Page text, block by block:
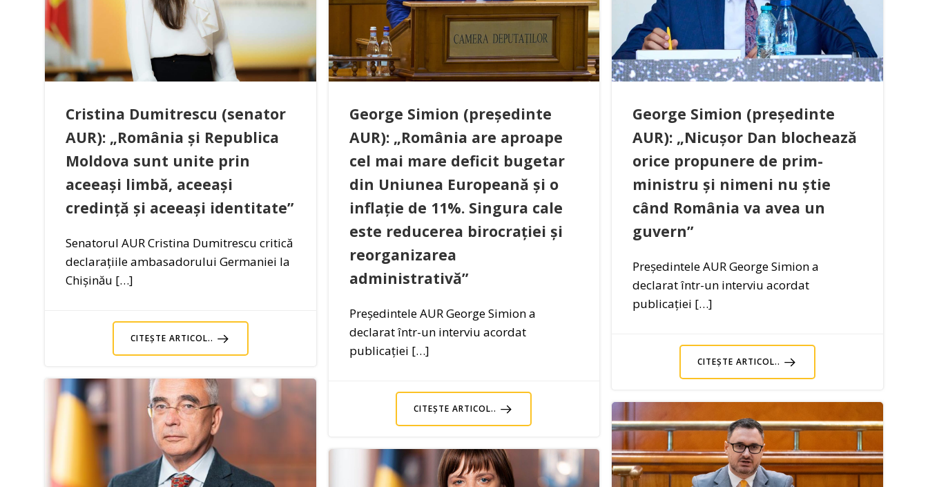
Cristina Dumitrescu (senator
AUR): „România și Republica
Moldova sunt unite prin
aceeași limbă, aceeași
credință și aceeași identitate”
Senatorul AUR Cristina Dumitrescu critică
declarațiile ambasadorului Germaniei la
Chișinău […]
CITEȘTE ARTICOL..
George Simion (președinte
AUR): „România are aproape
cel mai mare deficit bugetar
din Uniunea Europeană și o
inflație de 11%. Singura cale
este reducerea birocrației și
reorganizarea
administrativă”
Președintele AUR George Simion a
declarat într-un interviu acordat
publicației […]
CITEȘTE ARTICOL..
George Simion (președinte
AUR): „Nicușor Dan blochează
orice propunere de prim-
ministru și nimeni nu știe
când România va avea un
guvern”
Președintele AUR George Simion a
declarat într-un interviu acordat
publicației […]
CITEȘTE ARTICOL..